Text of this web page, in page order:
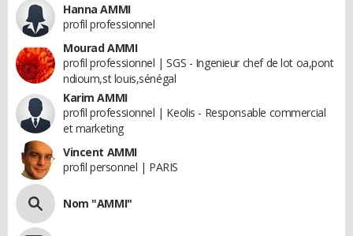
Hanna AMMI
profil professionnel
Mourad AMMI
profil professionnel | SGS - Ingenieur chef de lot oa,pont
ndioum,st louis,sénégal
Karim AMMI
profil professionnel | Keolis - Responsable commercial
et marketing
Vincent AMMI
profil personnel | PARIS
Nom "AMMI"